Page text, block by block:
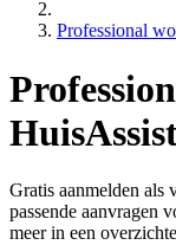
Professional
Gratis aanmelden als
passende aanvragen
meer in een